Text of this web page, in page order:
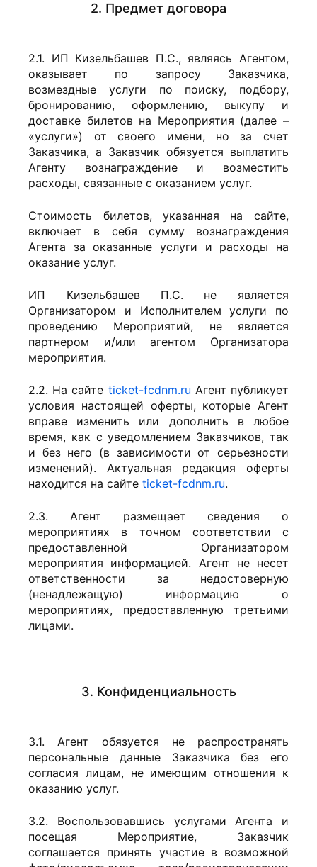
2. Предмет договора
2.1. ИП Кизельбашев П.С., являясь Агентом,
оказывает по запросу Заказчика,
возмездные услуги по поиску, подбору,
бронированию, оформлению, выкупу и
доставке билетов на Мероприятия (далее –
«услуги») от своего имени, но за счет
Заказчика, а Заказчик обязуется выплатить
Агенту вознаграждение и возместить
расходы, связанные с оказанием услуг.
Стоимость билетов, указанная на сайте,
включает в себя сумму вознаграждения
Агента за оказанные услуги и расходы на
оказание услуг.
ИП Кизельбашев П.С. не является
Организатором и Исполнителем услуги по
проведению Мероприятий, не является
партнером и/или агентом Организатора
мероприятия.
2.2. На сайте ticket-fcdnm.ru Агент публикует
условия настоящей оферты, которые Агент
вправе изменить или дополнить в любое
время, как с уведомлением Заказчиков, так
и без него (в зависимости от серьезности
изменений). Актуальная редакция оферты
находится на сайтеticket-fcdnm.ru.
2.3. Агент размещает сведения о
мероприятиях в точном соответствии с
предоставленной Организатором
мероприятия информацией. Агент не несет
ответственности за недостоверную
(ненадлежащую) информацию о
мероприятиях, предоставленную третьими
лицами.
3. Конфиденциальность
3.1. Агент обязуется не распространять
персональные данные Заказчика без его
согласия лицам, не имеющим отношения к
оказанию услуг.
3.2. Воспользовавшись услугами Агента и
посещая Мероприятие, Заказчик
соглашается принять участие в возможной